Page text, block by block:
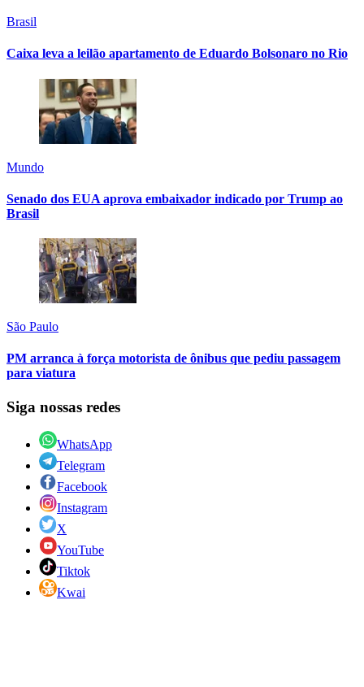
Brasil
Caixa leva a leilão apartamento de Eduardo Bolsonaro no Rio
Mundo
Senado dos EUA aprova embaixador indicado por Trump ao
Brasil
São Paulo
PM arranca à força motorista de ônibus que pediu passagem
para viatura
Siga nossas redes
WhatsApp
Telegram
Facebook
Instagram
X
YouTube
Tiktok
Kwai